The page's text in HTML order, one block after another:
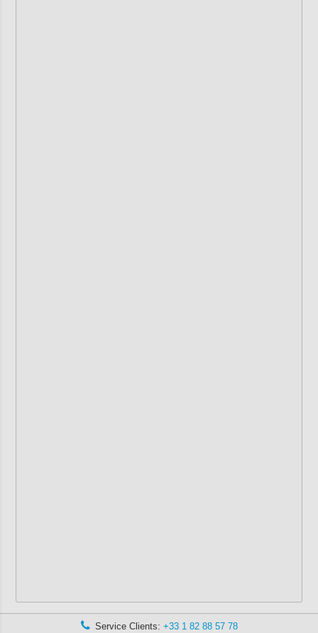
Service Clients: +33 1 82 88 57 78